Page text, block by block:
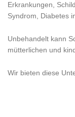
Erkrankungen,
Syndrom, Diabetes
Unbehandelt kann
mütterlichen und
Wir bieten diese